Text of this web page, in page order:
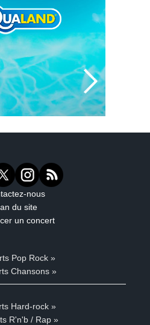
nous
du site
un concert
Pop Rock »
Chansons »
Hard-rock »
R'n'b / Rap »